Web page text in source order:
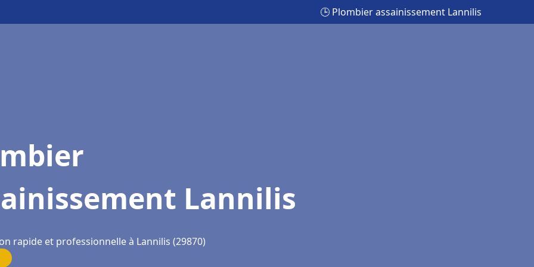
🕒 Plombier assainissement Lannilis
Lannilis
rapide et professionnelle à Lannilis (29870)